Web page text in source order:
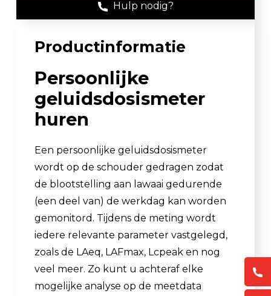
Hulp nodig?
Productinformatie
Persoonlijke
geluidsdosismeter
huren
Een persoonlijke geluidsdosismeter
wordt op de schouder gedragen zodat
de blootstelling aan lawaai gedurende
(een deel van) de werkdag kan worden
gemonitord. Tijdens de meting wordt
iedere relevante parameter vastgelegd,
zoals de LAeq, LAFmax, Lcpeak en nog
veel meer. Zo kunt u achteraf elke
mogelijke analyse op de meetdata